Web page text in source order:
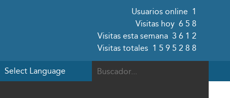
Usuarios online 1
Visitas hoy 658
Visitas esta semana 3612
Visitas totales 1595288